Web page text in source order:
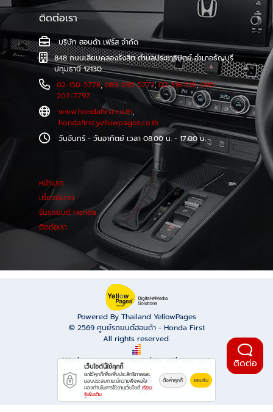
ติดต่อเรา
บริษัท ฮอนด้า เฟิร์ส จำกัด
848 ถนนเลียบคลองรังสิต ตำบลประชาธิปัตย์ อำเภอธัญบุรี
ปทุมธานี 12130
02-150-5778,083-095-5777,02-318-5111,095-
207-7797
www.hondafirst.co.th,
hondafirst.yellowpages.co.th
วันจันทร์ - วันอาทิตย์ เวลา 08.00 น. - 17.00 น.
หน้าแรก
เกี่ยวกับเรา
รุ่นรถยนต์ Honda
ติดต่อเรา
Powered By Thailand YellowPages
© 2569 ศูนย์รถยนต์ฮอนด้า - Honda First
All rights reserved.
Work is secure protect data with encrypt.
ติดต่อ
เว็บไซต์นี้ใช้คุกกี้
เราใช้คุกกี้เพื่อเพิ่มประสิทธิภาพและ
มอบประสบการณ์ความพึงพอใจ
ของท่านในการใช้งานเว็บไซต์ เรียน
รู้เพิ่มเติม
ตั้งค่าคุกกี้ ยอมรับ